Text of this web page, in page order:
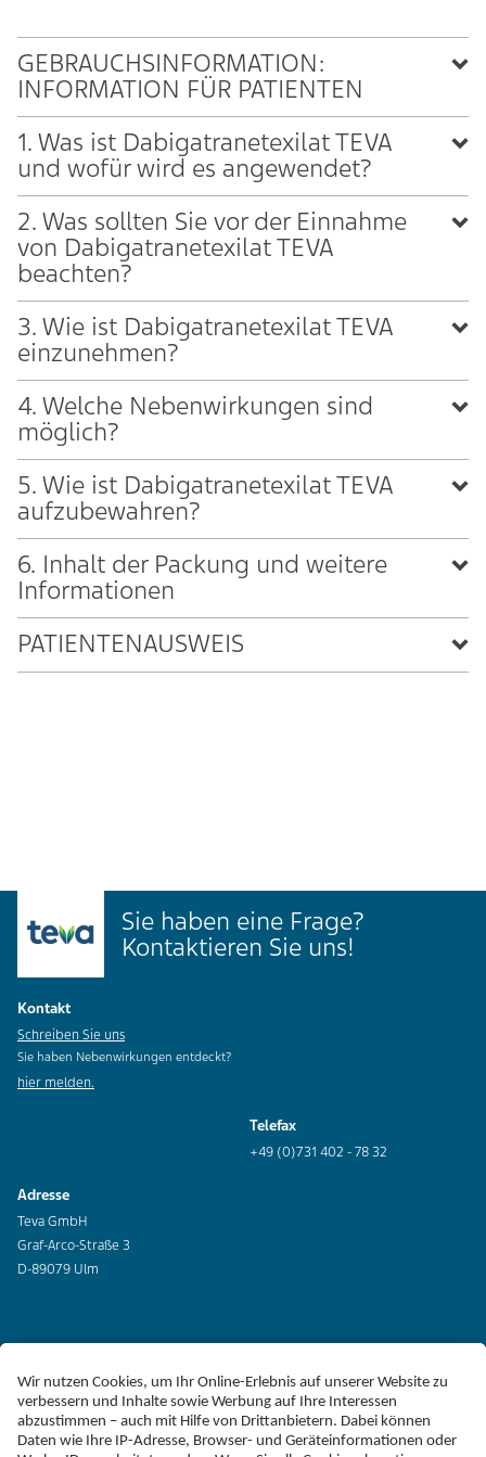
GEBRAUCHSINFORMATION:
INFORMATION FÜR PATIENTEN
1. Was ist Dabigatranetexilat TEVA
und wofür wird es angewendet?
2. Was sollten Sie vor der Einnahme
von Dabigatranetexilat TEVA
beachten?
3. Wie ist Dabigatranetexilat TEVA
einzunehmen?
4. Welche Nebenwirkungen sind
möglich?
5. Wie ist Dabigatranetexilat TEVA
aufzubewahren?
6. Inhalt der Packung und weitere
Informationen
PATIENTENAUSWEIS
Sie haben eine Frage?
Kontaktieren Sie uns!
Kontakt
Schreiben Sie uns
Sie haben Nebenwirkungen entdeckt?
hier melden.
Telefax
+49 (0)731 402 - 78 32
Adresse
Teva GmbH
Graf-Arco-Straße 3
D-89079 Ulm
Erklärung zur Barrierefreiheit
Impressum
Liefer-AGB